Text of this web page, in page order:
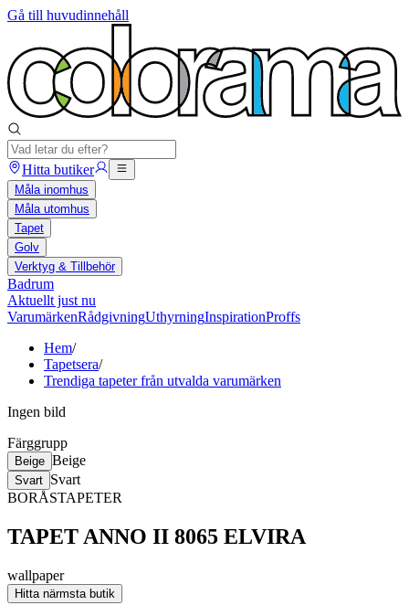
Gå till huvudinnehåll
Hitta butiker
Måla inomhus
Måla utomhus
Tapet
Golv
Verktyg & Tillbehör
Badrum
Aktuellt just nu
VarumärkenRådgivningUthyrningInspirationProffs
Hem/
Tapetsera/
Trendiga tapeter från utvalda varumärken
Ingen bild
Färggrupp
Beige Beige
Svart Svart
BORÅSTAPETER
TAPET ANNO II 8065 ELVIRA
wallpaper
Hitta närmsta butik